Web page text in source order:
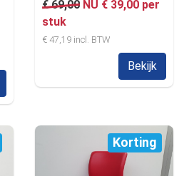
€ 69,00 NU € 39,00 per
stuk
€ 47,19 incl. BTW
Bekijk
Korting